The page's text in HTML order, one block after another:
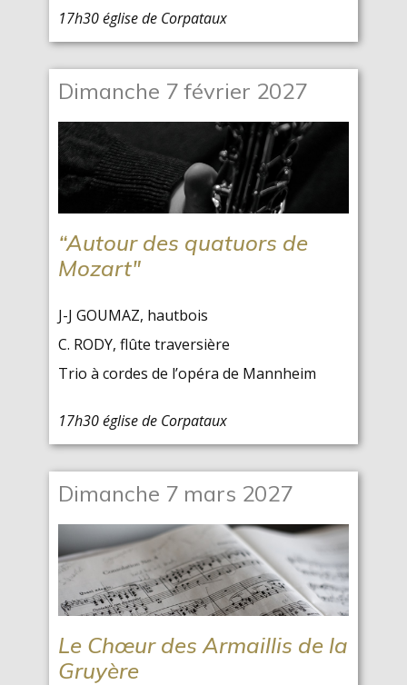
17h30 église de Corpataux
Dimanche 7 février 2027
“Autour des quatuors de
Mozart"
J-J GOUMAZ, hautbois
C. RODY, flûte traversière
Trio à cordes de l’opéra de Mannheim
17h30 église de Corpataux
Dimanche 7 mars 2027
Le Chœur des Armaillis de la
Gruyère